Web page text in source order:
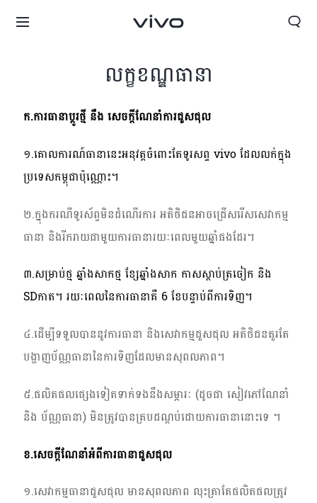
លក្ខខណ្ឌធានា
ក.ការធានាប្តូរថ្មី នឹង សេចក្តីណែនាំការជួសជុល
១.គោលការណ៍ធានានេះអនុវត្តចំពោះតែទូរសព្ទvivoដែលលក់ក្នុង
ប្រទេសកម្ពុជាប៉ុណ្ណោះ។
២.ក្នុងករណីទូរស័ព្ទមិនដំណើរការ អតិថិជនអាចជ្រើសរើសសេវាកម្ម
ធានា និងរីករាយជាមួយការធានារយៈពេលមួយឆ្នាំផងដែរ។
៣.សម្រាប់ថ្ម ឆ្នាំងសាកថ្ម ខ្សែឆ្នាំងសាក កាសស្តាប់ត្រចៀក និង
SDកាត។ រយៈពេលនៃការធានាគឺ 6ខែបន្ទាប់ពីការទិញ។
៤.ដើម្បីទទួលបាននូវការធានា និងសេវាកម្មជួសជុល អតិថិជនគួរតែ
បង្ហាញប័ណ្ណធានានៃការទិញដែលមានសុពលភាព។
៥.ផលិតផលផ្សេងទៀតទាក់ទងនឹងសម្ភារៈ (ដូចជា សៀវភៅណែនាំ
និង ប័ណ្ណធានា) មិនត្រូវបានគ្របដណ្តប់ដោយការធានានោះទេ ។
ខ.សេចក្តីណែនាំអំពីការធានាជួសជុល
១.សេវាកម្មធានាជួសជុល មានសុពលភាព លុះត្រាតែផលិតផលត្រូវ